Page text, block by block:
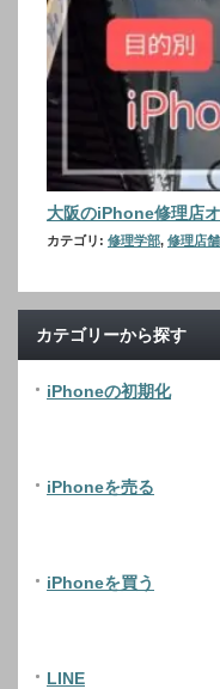
大阪のiPhone修理店
カテゴリ: 修理学部, 修理店
カテゴリーから探す
iPhoneの初期化
iPhoneを売る
iPhoneを買う
LINE